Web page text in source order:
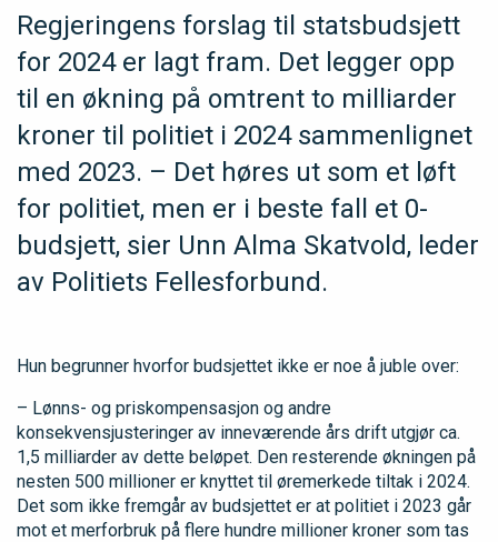
Regjeringens forslag til statsbudsjett
for 2024 er lagt fram. Det legger opp
til en økning på omtrent to milliarder
kroner til politiet i 2024 sammenlignet
med 2023. – Det høres ut som et løft
for politiet, men er i beste fall et 0-
budsjett, sier Unn Alma Skatvold, leder
av Politiets Fellesforbund.
Hun begrunner hvorfor budsjettet ikke er noe å juble over:
– Lønns- og priskompensasjon og andre
konsekvensjusteringer av inneværende års drift utgjør ca.
1,5 milliarder av dette beløpet. Den resterende økningen på
nesten 500 millioner er knyttet til øremerkede tiltak i 2024.
Det som ikke fremgår av budsjettet er at politiet i 2023 går
mot et merforbruk på flere hundre millioner kroner som tas